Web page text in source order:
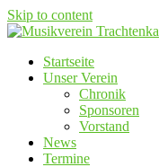
Skip to content
Musikverein
Startseite
Unser Verein
Chronik
Sponsoren
Vorstand
News
Termine